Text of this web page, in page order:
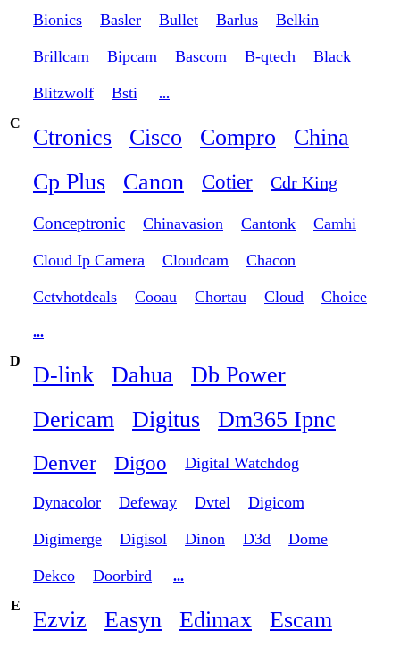
Bionics Basler Bullet Barlus Belkin
Brillcam Bipcam Bascom B-qtech Black
Blitzwolf Bsti
...
C
Ctronics Cisco Compro
China
Cp Plus
Canon Cotier Cdr King
Conceptronic Chinavasion Cantonk Camhi
Cloud Ip Camera Cloudcam Chacon
Cctvhotdeals Cooau Chortau Cloud Choice
...
D
D-link Dahua
Db Power
Dericam
Digitus Dm365 Ipnc
Denver Digoo Digital Watchdog
Dynacolor Defeway Dvtel Digicom
Digimerge Digisol Dinon D3d Dome
Dekco Doorbird
...
E
Ezviz Easyn Edimax
Escam